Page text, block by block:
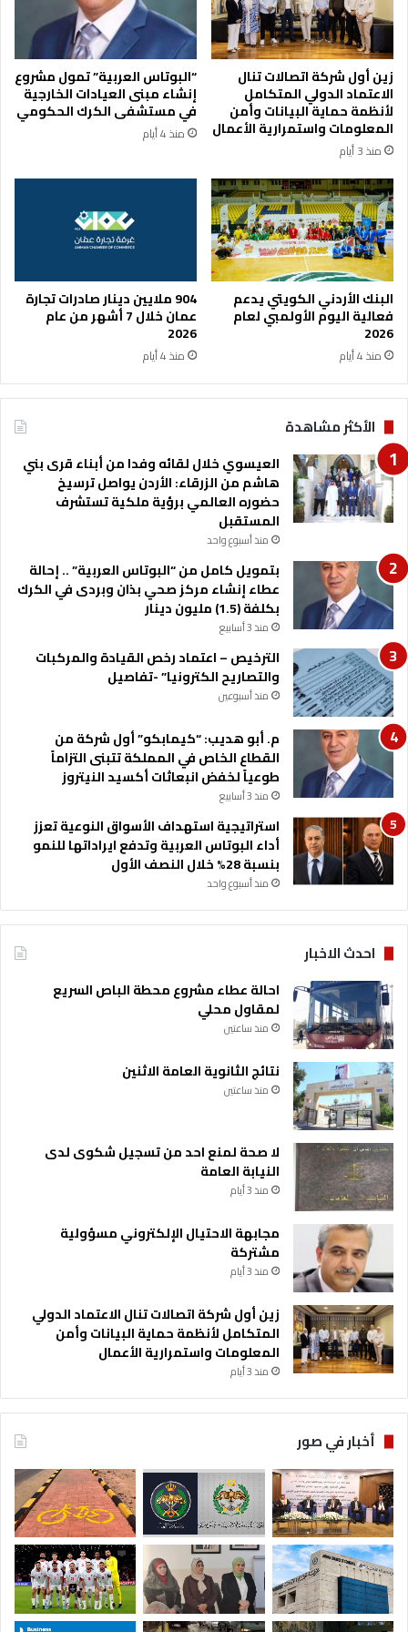
ق
ا
ت
ا
ل
م
س
ل
ح
ة
و
ا
ل
أ
م
ن
ا
ع
م
ا
ل
س
ا
ع
ا
ل
ا
ن
ي
ة
ب
ع
د
ظ
ه
ر
ا
ل
ي
م
ع
د
.
.
.
ا
ل
ع
ي
س
و
ي
ي
ع
ز
ي
ع
ي
ت
ي
ل
ك
ف
و
ي
ن
و
ا
ل
ب
ش
ا
ب
ش
ة
زين أول شركة اتصالات تنال
الاعتماد الدولي المتكامل
لأنظمة حماية البيانات وأمن
المعلومات واستمرارية الأعمال
منذ 3 أيام
“البوتاس العربية” تمول مشروع
إنشاء مبنى العيادات الخارجية
في مستشفى الكرك الحكومي
منذ 4 أيام
البنك الأردني الكويتي يدعم
فعالية اليوم الأولمبي لعام
2026
منذ 4 أيام
904 ملايين دينار صادرات تجارة
عمان خلال 7 أشهر من عام
2026
منذ 4 أيام
الأكثر مشاهدة
العيسوي خلال لقائه وفدا من أبناء قرى بني
هاشم من الزرقاء: الأردن يواصل ترسيخ
حضوره العالمي برؤية ملكية تستشرف
المستقبل
منذ أسبوع واحد
بتمويل كامل من “البوتاس العربية” .. إحالة
عطاء إنشاء مركز صحي بذان وبردى في الكرك
بكلفة (1.5) مليون دينار
منذ 3 أسابيع
الترخيص – اعتماد رخص القيادة والمركبات
والتصاريح الكترونيا” -تفاصيل
منذ أسبوعين
م. أبو هديب: “كيمابكو” أول شركة من
القطاع الخاص في المملكة تتبنى التزاماً
طوعياً لخفض انبعاثات أكسيد النيتروز
منذ 3 أسابيع
استراتيجية استهداف الأسواق النوعية تعزز
أداء البوتاس العربية وتدفع ايراداتها للنمو
بنسبة 28% خلال النصف الأول
منذ أسبوع واحد
احدث الاخبار
احالة عطاء مشروع محطة الباص السريع
لمقاول محلي
منذ ساعتين
نتائج الثانوية العامة الاثنين
منذ ساعتين
لا صحة لمنع احد من تسجيل شكوى لدى
النيابة العامة
منذ 3 أيام
مجابهة الاحتيال الإلكتروني مسؤولية
مشتركة
منذ 3 أيام
زين أول شركة اتصالات تنال الاعتماد الدولي
المتكامل لأنظمة حماية البيانات وأمن
المعلومات واستمرارية الأعمال
منذ 3 أيام
أخبار في صور